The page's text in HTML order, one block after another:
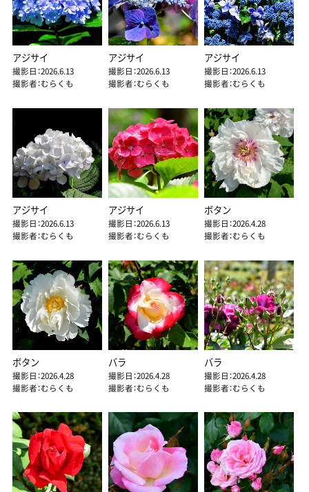
アジサイ
撮影日：2026.6.13
撮影者：むらくも
アジサイ
撮影日：2026.6.13
撮影者：むらくも
アジサイ
撮影日：2026.6.13
撮影者：むらくも
アジサイ
撮影日：2026.6.13
撮影者：むらくも
アジサイ
撮影日：2026.6.13
撮影者：むらくも
ボタン
撮影日：2026.4.28
撮影者：むらくも
ボタン
撮影日：2026.4.28
撮影者：むらくも
バラ
撮影日：2026.4.28
撮影者：むらくも
バラ
撮影日：2026.4.28
撮影者：むらくも